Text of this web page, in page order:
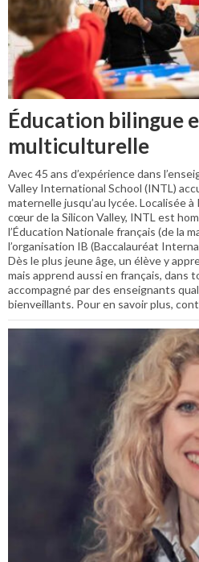
Éducation bilingue
multiculturelle
Avec 45 ans d’expérience dans
Valley International School (INTL)
maternelle jusqu’au lycée. Localisée
cœur de la Silicon Valley, INTL est
l’Éducation Nationale français (de la
l’organisation IB (Baccalauréat
Dès le plus jeune âge, un élève y
mais apprend aussi en français, dans
accompagné par des enseignants
bienveillants. Pour en savoir plus,